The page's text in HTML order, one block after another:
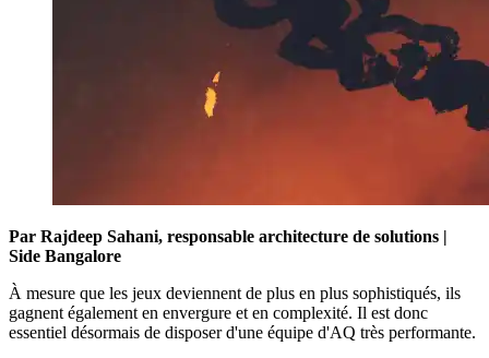
Par Rajdeep Sahani, responsable architecture de solutions |
Side Bangalore
À mesure que les jeux deviennent de plus en plus sophistiqués, ils
gagnent également en envergure et en complexité. Il est donc
essentiel désormais de disposer d'une équipe d'AQ très performante.